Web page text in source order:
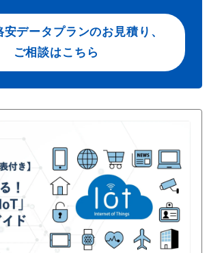
データプランのお見積り、
ご相談はこちら